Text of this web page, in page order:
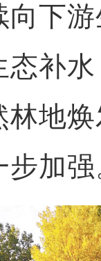
向下
态补
林地
步加